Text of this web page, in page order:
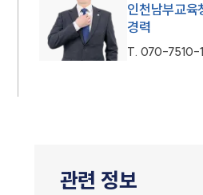
인천남부교육
경력
T. 070-7510-
관련 정보